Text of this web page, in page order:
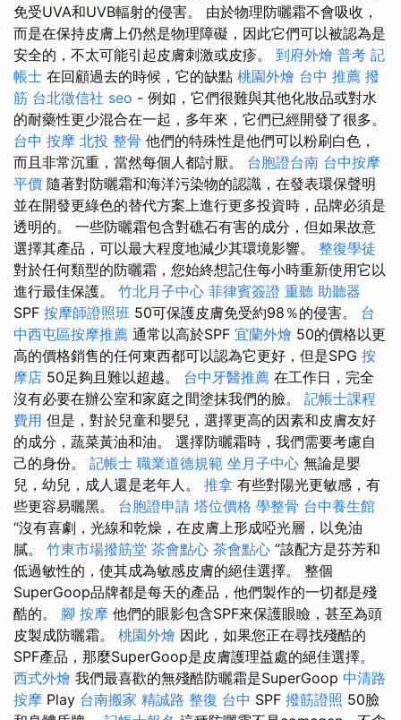
免受UVA和UVB輻射的侵害。 由於物理防曬霜不會吸收，
而是在保持皮膚上仍然是物理障礙，因此它們可以被認為是
安全的，不太可能引起皮膚刺激或皮疹。 到府外燴 普考 記
帳士 在回顧過去的時候，它的缺點 桃園外燴 台中 推薦 撥
筋 台北徵信社 seo - 例如，它們很難與其他化妝品或對水
的耐藥性更少混合在一起，多年來，它們已經開發了很多。
台中 按摩 北投 整骨 他們的特殊性是他們可以粉刷白色，
而且非常沉重，當然每個人都討厭。 台胞證台南 台中按摩
平價 隨著對防曬霜和海洋污染物的認識，在發表環保聲明
並在開發更綠色的替代方案上進行更多投資時，品牌必須是
透明的。 一些防曬霜包含對礁石有害的成分，但如果故意
選擇其產品，可以最大程度地減少其環境影響。 整復學徒
對於任何類型的防曬霜，您始終想記住每小時重新使用它以
進行最佳保護。 竹北月子中心 菲律賓簽證 重聽 助聽器
SPF 按摩師證照班 50可保護皮膚免受約98％的侵害。 台
中西屯區按摩推薦 通常以高於SPF 宜蘭外燴 50的價格以更
高的價格銷售的任何東西都可以認為它更好，但是SPG 按
摩店 50足夠且難以超越。 台中牙醫推薦 在工作日，完全
沒有必要在辦公室和家庭之間塗抹我們的臉。 記帳士課程
費用 但是，對於兒童和嬰兒，選擇更高的因素和皮膚友好
的成分，蔬菜黃油和油。 選擇防曬霜時，我們需要考慮自
己的身份。 記帳士 職業道德規範 坐月子中心 無論是嬰
兒，幼兒，成人還是老年人。 推拿 有些對陽光更敏感，有
些更容易曬黑。 台胞證申請 塔位價格 學整骨 台中養生館
“沒有喜劇，光線和乾燥，在皮膚上形成啞光層，以免油
膩。 竹東市場撥筋堂 茶會點心 茶會點心 ”該配方是芬芳和
低過敏性的，使其成為敏感皮膚的絕佳選擇。 整個
SuperGoop品牌都是每天的產品，他們製作的一切都是殘
酷的。 腳 按摩 他們的眼影包含SPF來保護眼瞼，甚至為頭
皮製成防曬霜。 桃園外燴 因此，如果您正在尋找殘酷的
SPF產品，那麼SuperGoop是皮膚護理益處的絕佳選擇。
西式外燴 我們最喜歡的無殘酷防曬霜是SuperGoop 中清路
按摩 Play 台南搬家 精誠路 整復 台中 SPF 撥筋證照 50臉